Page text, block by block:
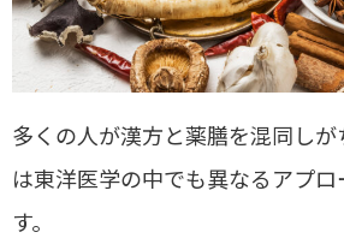
多くの人が漢方と薬膳を混同し
は東洋医学の中でも異なるアプロ
す。